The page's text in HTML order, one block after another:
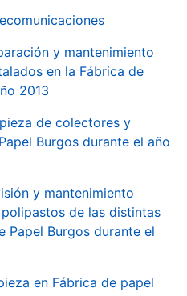
y mantenimiento
en la Fábrica de
2013
de colectores y
Burgos durante el año
y mantenimiento
de las distintas
Papel Burgos durante el
en Fábrica de papel